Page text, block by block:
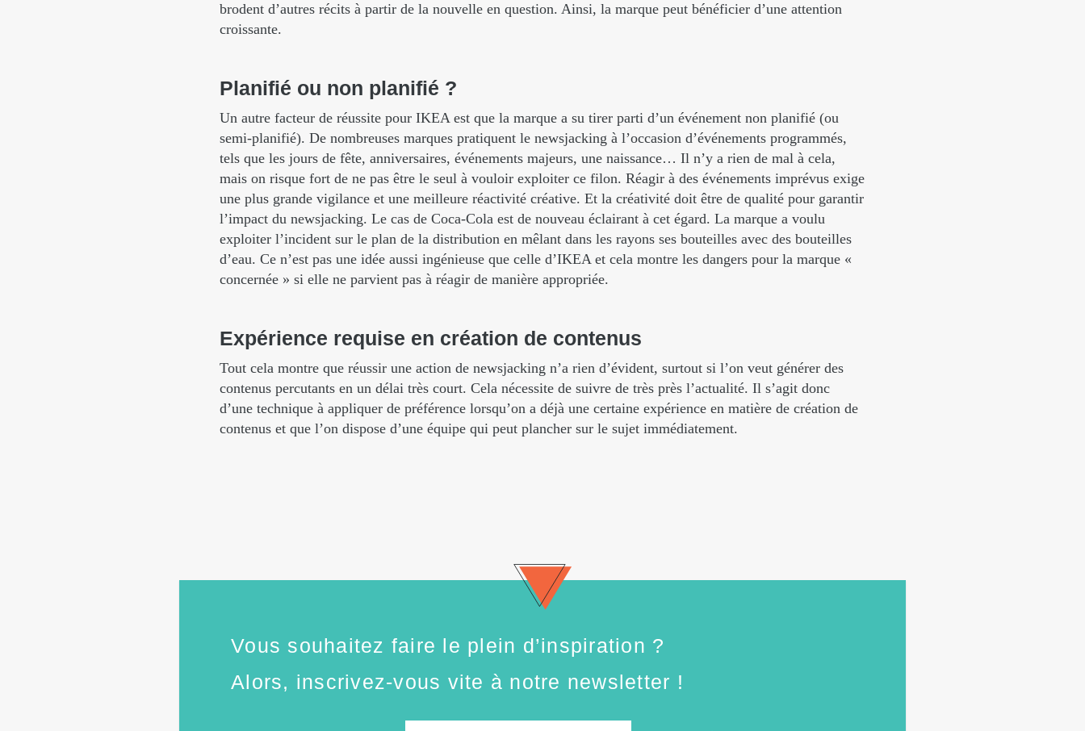
brodent d’autres récits à partir de la nouvelle en question. Ainsi, la marque peut bénéficier d’une attention
croissante.
Planifié ou non planifié ?
Un autre facteur de réussite pour IKEA est que la marque a su tirer parti d’un événement non planifié (ou
semi-planifié). De nombreuses marques pratiquent le newsjacking à l’occasion d’événements programmés,
tels que les jours de fête, anniversaires, événements majeurs, une naissance… Il n’y a rien de mal à cela,
mais on risque fort de ne pas être le seul à vouloir exploiter ce filon. Réagir à des événements imprévus exige
une plus grande vigilance et une meilleure réactivité créative. Et la créativité doit être de qualité pour garantir
l’impact du newsjacking. Le cas de Coca-Cola est de nouveau éclairant à cet égard. La marque a voulu
exploiter l’incident sur le plan de la distribution en mêlant dans les rayons ses bouteilles avec des bouteilles
d’eau. Ce n’est pas une idée aussi ingénieuse que celle d’IKEA et cela montre les dangers pour la marque «
concernée » si elle ne parvient pas à réagir de manière appropriée.
Expérience requise en création de contenus
Tout cela montre que réussir une action de newsjacking n’a rien d’évident, surtout si l’on veut générer des
contenus percutants en un délai très court. Cela nécessite de suivre de très près l’actualité. Il s’agit donc
d’une technique à appliquer de préférence lorsqu’on a déjà une certaine expérience en matière de création de
contenus et que l’on dispose d’une équipe qui peut plancher sur le sujet immédiatement.
Vous souhaitez faire le plein d’inspiration ?
Alors, inscrivez-vous vite à notre newsletter !